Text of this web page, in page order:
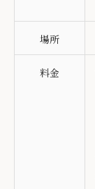
場所
料金